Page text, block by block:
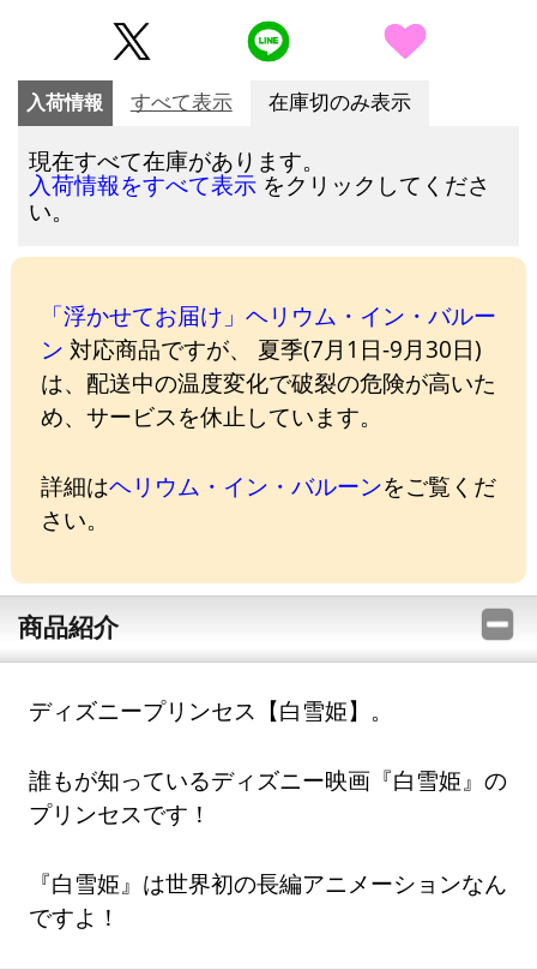
入荷情報 すべて表示 在庫切のみ表示
現在すべて在庫があります。
入荷情報をすべて表示 をクリックしてくださ
い。
「浮かせてお届け」ヘリウム・イン・バルー
ン 対応商品ですが、 夏季(7月1日-9月30日)
は、配送中の温度変化で破裂の危険が高いた
め、サービスを休止しています。
詳細はヘリウム・イン・バルーンをご覧くだ
さい。
商品紹介
ディズニープリンセス【白雪姫】。
誰もが知っているディズニー映画『白雪姫』の
プリンセスです！
『白雪姫』は世界初の長編アニメーションなん
ですよ！